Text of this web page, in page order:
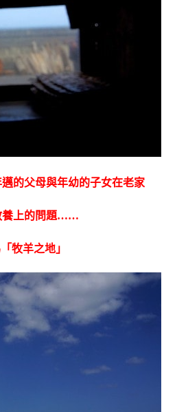
的父母與年幼的子女在老家
養上的問題……
牧羊之地」